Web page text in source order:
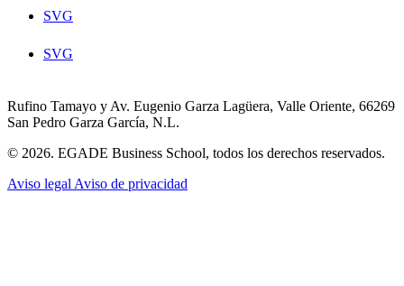
SVG
SVG
Rufino Tamayo y Av. Eugenio Garza Lagüera, Valle Oriente, 66269
San Pedro Garza García, N.L.
© 2026. EGADE Business School, todos los derechos reservados.
Aviso legal Aviso de privacidad